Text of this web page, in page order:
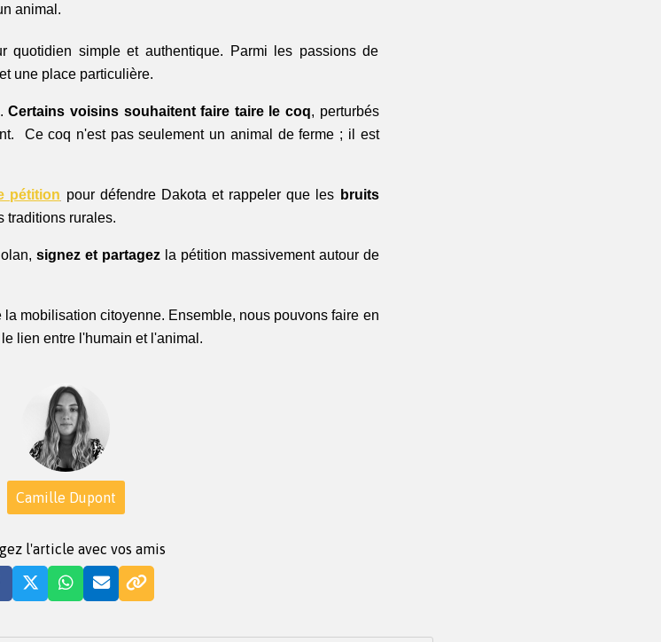
animal.
quotidien simple et authentique. Parmi les passions de
une place particulière.
Certains voisins souhaitent faire taire le coq, perturbés
Ce coq n'est pas seulement un animal de ferme ; il est
pétition pour défendre Dakota et rappeler que les bruits
traditions rurales.
signez et partagez la pétition massivement autour de
mobilisation citoyenne. Ensemble, nous pouvons faire en
lien entre l'humain et l'animal.
Camille Dupont
l'article avec vos amis